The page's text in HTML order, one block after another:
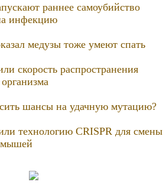
раннее самоубийство
инфекцию
медузы тоже умеют спать
скорость распространения
шансы на удачную мутацию?
технологию CRISPR для смены
мышей